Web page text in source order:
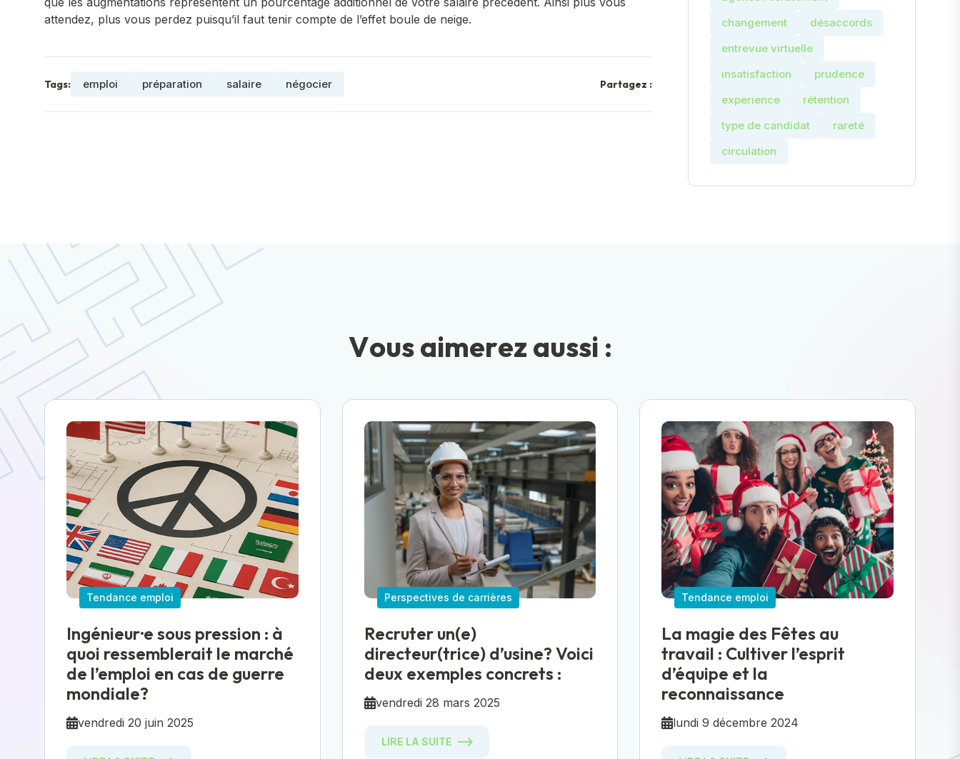
attendez, plus vous perdez puisqu’il faut tenir compte de l’effet boule de neige.
Tags: emploi préparation salaire négocier Partagez :
changement
désaccords
entrevue virtuelle
insatisfaction
prudence
experience
rétention
type de candidat
rareté
circulation
Vousaimerez aussi :
Tendance emploi
Ingénieur·e sous pression : à
quoi ressemblerait le marché
de l’emploi en cas de guerre
mondiale?
vendredi 20 juin 2025
Perspectives de carrières
Recruter un(e)
directeur(trice) d’usine? Voici
deux exemples concrets :
vendredi 28 mars 2025
LIRE LA SUITE
Tendance emploi
La magie des Fêtes au
travail : Cultiver l’esprit
d’équipe et la
reconnaissance
lundi 9 décembre 2024